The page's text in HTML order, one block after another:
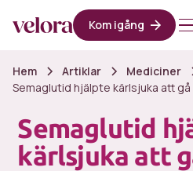
Kom igång
Hem Artiklar
Mediciner
Semaglutid hjälpte kärlsjuka att gå
Semaglutid
kärlsjuka att